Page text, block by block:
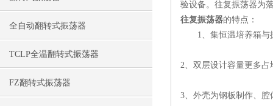
全自动翻转式振荡器
TCLP全温翻转式振荡器
FZ翻转式振荡器
验设备。往复振荡器为
往复振荡器的特点：
1、集恒温培养箱与
2、双层设计容量更多占
3、外壳为钢板制作、